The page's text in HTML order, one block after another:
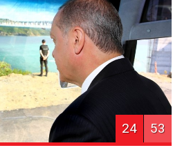
24 53